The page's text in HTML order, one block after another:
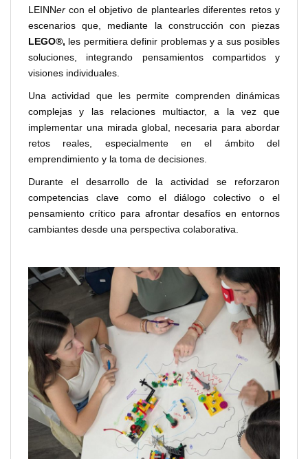
LEINNercon el objetivo de plantearles diferentes retos y
escenarios que, mediante la construcción con piezas
LEGO®, les permitiera definir problemas y a sus posibles
soluciones, integrando pensamientos compartidos y
visiones individuales.
Una actividad que les permite comprenden dinámicas
complejas y las relaciones multiactor, a la vez que
implementar una mirada global, necesaria para abordar
retos reales, especialmente en el ámbito del
emprendimiento y la toma de decisiones.
Durante el desarrollo de la actividad se reforzaron
competencias clave como el diálogo colectivo o el
pensamiento crítico para afrontar desafíos en entornos
cambiantes desde una perspectiva colaborativa.